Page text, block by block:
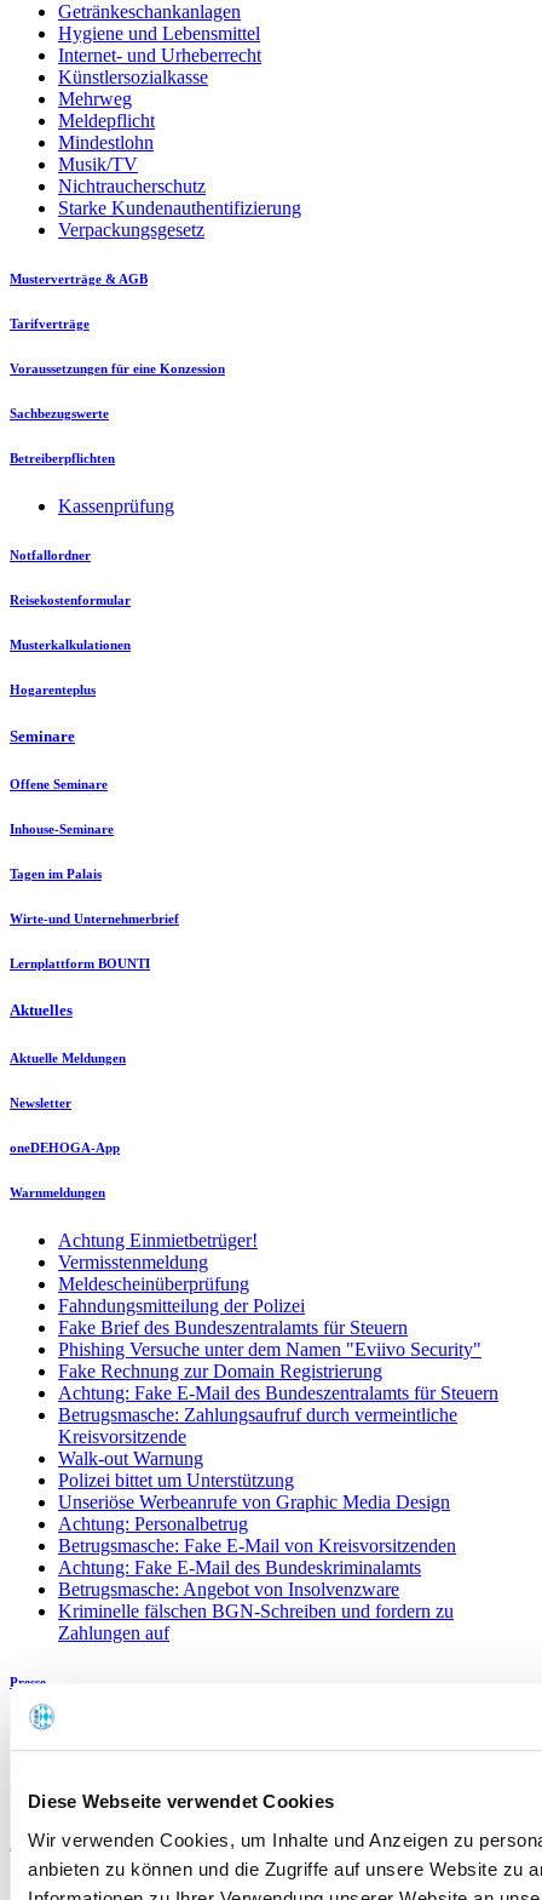
Diese Webseite verwendet Cookies
Wir verwenden Cookies, um Inhalte und Anzeigen zu
anbieten zu können und die Zugriffe auf unsere Website zu
Getränkeschankanlagen
Hygiene und Lebensmittel
Internet- und Urheberrecht
Künstlersozialkasse
Mehrweg
Meldepflicht
Mindestlohn
Musik/TV
Nichtraucherschutz
Starke Kundenauthentifizierung
Verpackungsgesetz
Musterverträge & AGB
Tarifverträge
Voraussetzungen für eine Konzession
Sachbezugswerte
Betreiberpflichten
Kassenprüfung
Notfallordner
Reisekostenformular
Musterkalkulationen
Hogarenteplus
Seminare
Offene Seminare
Inhouse-Seminare
Tagen im Palais
Wirte-und Unternehmerbrief
Lernplattform BOUNTI
Aktuelles
Aktuelle Meldungen
Newsletter
oneDEHOGA-App
Warnmeldungen
Achtung Einmietbetrüger!
Vermisstenmeldung
Meldescheinüberprüfung
Fahndungsmitteilung der Polizei
Fake Brief des Bundeszentralamts für Steuern
Phishing Versuche unter dem Namen "Eviivo Security"
Fake Rechnung zur Domain Registrierung
Achtung: Fake E-Mail des Bundeszentralamts für Steuern
Betrugsmasche: Zahlungsaufruf durch vermeintliche
Kreisvorsitzende
Walk-out Warnung
Polizei bittet um Unterstützung
Unseriöse Werbeanrufe von Graphic Media Design
Achtung: Personalbetrug
Betrugsmasche: Fake E-Mail von Kreisvorsitzenden
Achtung: Fake E-Mail des Bundeskriminalamts
Betrugsmasche: Angebot von Insolvenzware
Kriminelle fälschen BGN-Schreiben und fordern zu
Zahlungen auf
Presse
Pressearchiv
Kontakt
Aktionen & Initiativen
Petition Minijobs erhalten